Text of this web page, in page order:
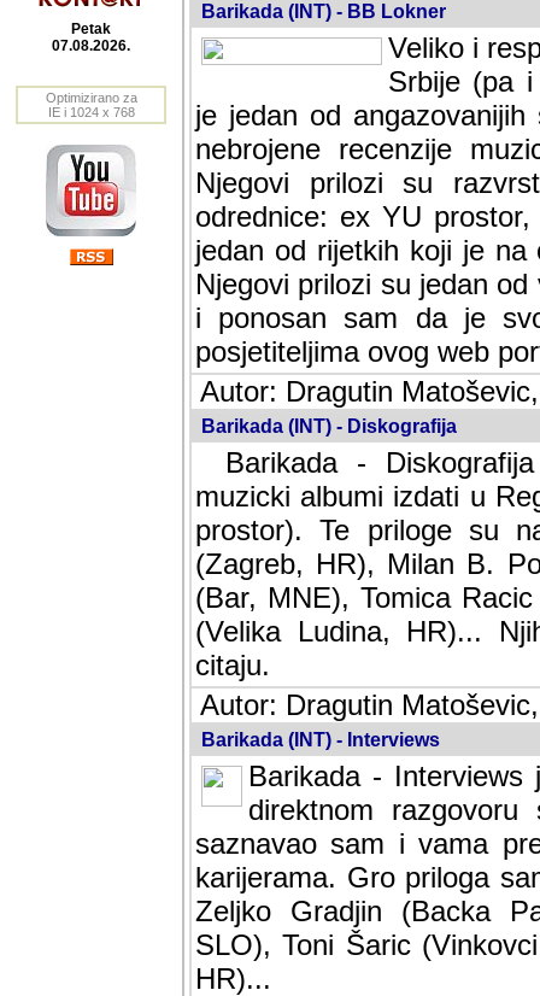
Petak
07.08.2026.
Optimizirano za
IE i 1024 x 768
Barikada (INT) - BB Lokner
Veliko i
Srbije (pa i
jedan od angazovanijih
nebrojene recenzije
Njegovi prilozi su
odrednice: ex YU
jedan od rijetkih koji je
Njegovi prilozi su jedan
i ponosan sam da je
posjetiteljima ovog web
Autor: Dragutin
Barikada (INT) - Diskografija
Barikada -
muzicki albumi izdati u
prostor). Te priloge su
(Zagreb, HR), Milan B.
(Bar, MNE), Tomica
(Velika Ludina, HR)...
citaju.
Autor: Dragutin
Barikada (INT) - Interviews
Barikada -
direktnom
saznavao sam i vama
karijerama. Gro priloga
Zeljko Gradjin (Backa
SLO), Toni Šaric
HR)...